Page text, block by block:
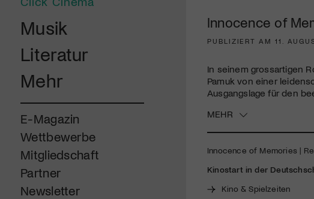
Musik
Literatur
Mehr
E-Magazin
Wettbewerbe
Mitgliedschaft
Partner
Newsletter
Innocence of
PUBLIZIERT AM 11.
In seinem grossartigen
Pamuk von einer
Ausgangslage für den
MEHR
Innocence of Memories |
Kinostart in der
Kino & Spielzeiten
Jetzt